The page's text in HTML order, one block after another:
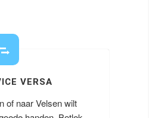
VERSA
of naar Velsen wilt